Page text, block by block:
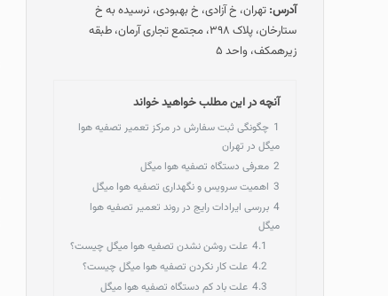
آدرس: تهران، خ آزادی، خ بهبودی، نرسیده به خ
ستارخان، پلاک ۳۹۸، مجتمع تجاری آرمان، طبقه
زیرهمکف، واحد ۵
آنچه در این مطلب خواهید خواند
1 چگونگی ثبت سفارش در مرکز تعمیر تصفیه هوا
میگل در تهران
2 معرفی دستگاه تصفیه هوا میگل
3 اهمیت سرویس و نگهداری تصفیه هوا میگل
4 بررسی ایرادات رایج در روند تعمیر تصفیه هوا
میگل
4.1 علت روشن نشدن تصفیه هوا میگل چیست؟
4.2 علت کار نکردن تصفیه هوا میگل چیست؟
4.3 علت باد کم دستگاه تصفیه هوا میگل